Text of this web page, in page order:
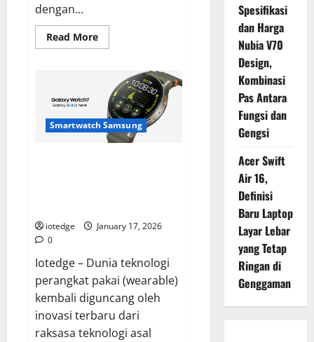
dengan...
Read MoreRead
more
Pad
M1,
Tablet
Gaming
Terbaru
yang
Siap
Smartwatch Samsung
iotedge
January 17, 2026
0
Iotedge – Dunia teknologi
perangkat pakai (wearable)
kembali diguncang oleh
inovasi terbaru dari
raksasa teknologi asal
Spesifikasi
dan Harga
Nubia V70
Design,
Kombinasi
Pas Antara
Fungsi dan
Gengsi
Acer Swift
Air 16,
Definisi
Baru Laptop
Layar Lebar
yang Tetap
Ringan di
Genggaman